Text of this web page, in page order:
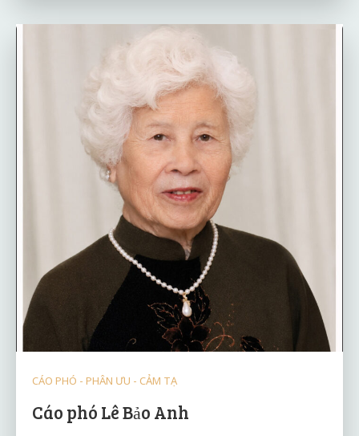
CÁO PHÓ - PHÂN ƯU - CẢM TẠ
Cáo phó Lê Bảo Anh